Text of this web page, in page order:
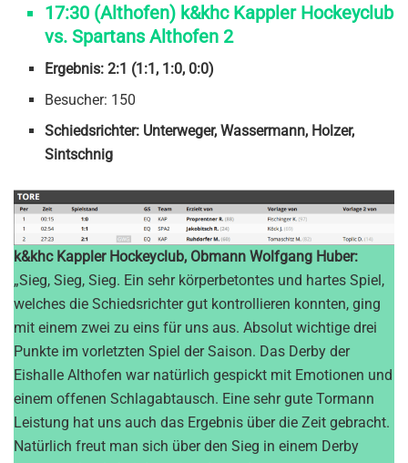
17:30 (Althofen) k&khc Kappler Hockeyclub
vs. Spartans Althofen 2
Ergebnis: 2:1 (1:1, 1:0, 0:0)
Besucher: 150
Schiedsrichter: Unterweger, Wassermann, Holzer,
Sintschnig
k&khc Kappler Hockeyclub, Obmann Wolfgang Huber:
„Sieg, Sieg, Sieg. Ein sehr körperbetontes und hartes Spiel,
welches die Schiedsrichter gut kontrollieren konnten, ging
mit einem zwei zu eins für uns aus. Absolut wichtige drei
Punkte im vorletzten Spiel der Saison. Das Derby der
Eishalle Althofen war natürlich gespickt mit Emotionen und
einem offenen Schlagabtausch. Eine sehr gute Tormann
Leistung hat uns auch das Ergebnis über die Zeit gebracht.
Natürlich freut man sich über den Sieg in einem Derby